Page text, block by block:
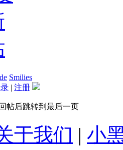
Smilies
| 注册
回帖后跳转到最后一页
于我们 | 小